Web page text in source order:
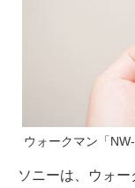
ウォークマン「NW-
ソニーは、ウォ